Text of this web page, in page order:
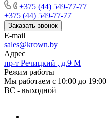
+375 (44) 549-77-77
+375 (44) 549-77-77
Заказать звонок
E-mail
sales@krown.by
Адрес
пр-т Речицкий , д.9 М
Режим работы
Мы работаем с 10:00 до 19:00
ВС - выходной